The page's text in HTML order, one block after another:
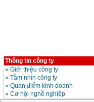
Thông tin công ty
» Giới thiệu công ty
» Tầm nhìn công ty
» Quan điểm kinh doanh
» Cơ hội nghề nghiệp